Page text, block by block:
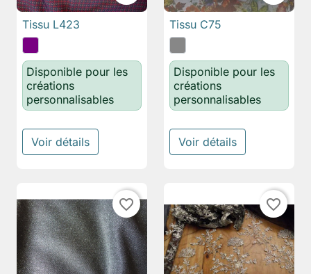
Tissu L423
Disponible pour les
créations
personnalisables
Voir détails
Tissu C75
Disponible pour les
créations
personnalisables
Voir détails
favorite_border favorite_border